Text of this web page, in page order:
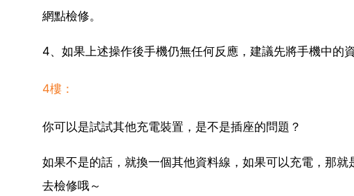
網點檢修。
4、如果上述操作後手機仍無任何反應，建議先將手機中的
4樓：
你可以是試試其他充電裝置，是不是插座的問題？
如果不是的話，就換一個其他資料線，如果可以充電，那
去檢修哦～